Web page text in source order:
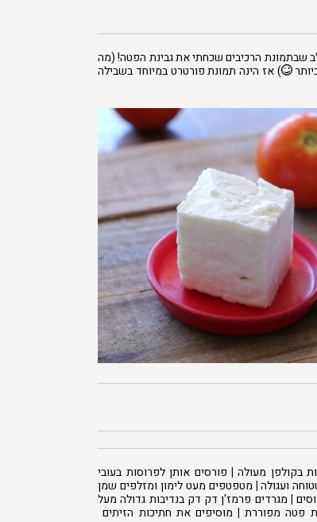
הרכיבים שכחתי את גבינת הפטה! (מה
) אז הינה תמונת פורטרט במיוחד בשבילה
בקולפן מעולה | פורסים אותן לפרוסות בעובי
ועגולה| מטפטפים מעט לימון ומזלפים שמן
|מגרדים פרמז'ן דק דק בנדיבות גדולה מעל
פטה מפוררת |מוסיפים את חתיכות הזיתים